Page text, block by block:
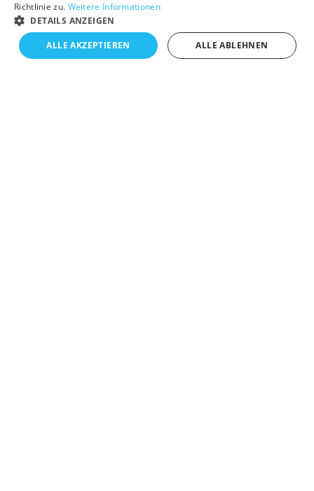
Richtlinie zu. Weitere Informationen
DETAILS ANZEIGEN
ALLE AKZEPTIEREN ALLE ABLEHNEN